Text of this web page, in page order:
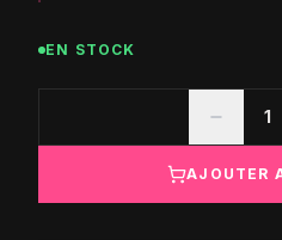
EN STOCK
1
AJOUTER